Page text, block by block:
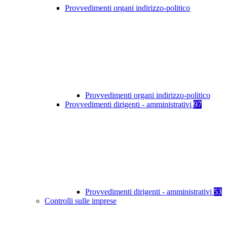
Provvedimenti organi indirizzo-politico
Provvedimenti organi indirizzo-politico
Provvedimenti dirigenti - amministrativi 97
Provvedimenti dirigenti - amministrativi 53
Controlli sulle imprese